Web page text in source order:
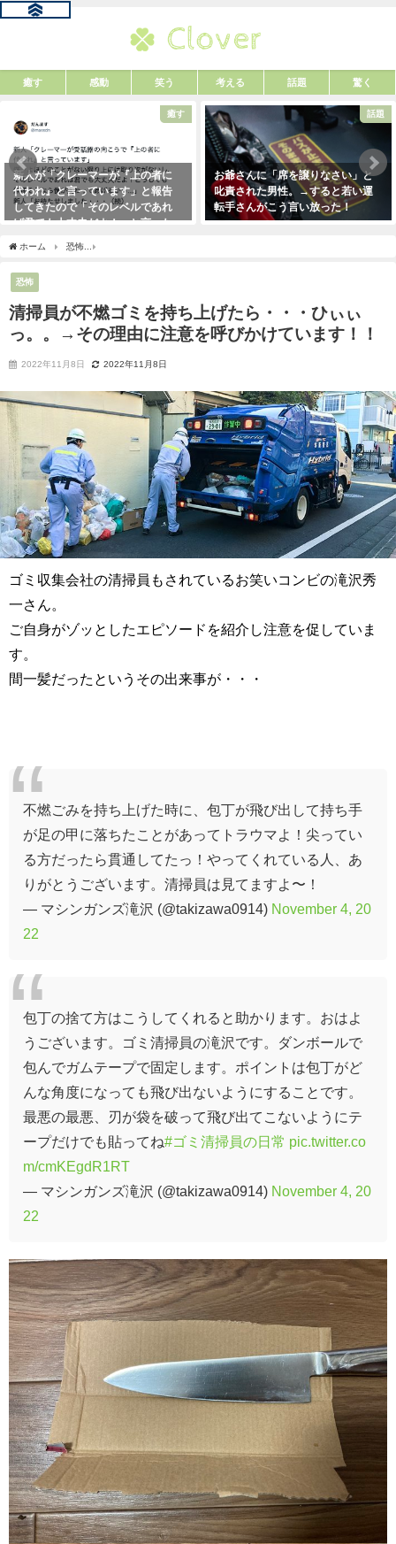
癒す 感動 笑う 考える 話題 驚く
癒す
新人が「クレーマーが『上の者に
代われ』と言っています」と報告
してきたので「そのレベルであれ
ば君でも大丈夫だよ！」と言った
った！（笑）
2021年5月10日
話題
お爺さんに「席を譲りなさい」と
叱責された男性。→すると若い運
転手さんがこう言い放った！
ホーム 恐怖
恐怖
清掃員が不燃ゴミを持ち上げたら・・・ひぃぃ
っ。。→その理由に注意を呼びかけています！！
2022年11月8日 2022年11月8日
ゴミ収集会社の清掃員もされているお笑いコンビの滝沢秀
一さん。
ご自身がゾッとしたエピソードを紹介し注意を促していま
す。
間一髪だったというその出来事が・・・
不燃ごみを持ち上げた時に、包丁が飛び出して持ち手
が足の甲に落ちたことがあってトラウマよ！尖ってい
る方だったら貫通してたっ！やってくれている人、あ
りがとうございます。清掃員は見てますよ〜！
— マシンガンズ滝沢 (@takizawa0914) November 4, 20
22
包丁の捨て方はこうしてくれると助かります。おはよ
うございます。ゴミ清掃員の滝沢です。ダンボールで
包んでガムテープで固定します。ポイントは包丁がど
んな角度になっても飛び出ないようにすることです。
最悪の最悪、刃が袋を破って飛び出てこないようにテ
ープだけでも貼ってね#ゴミ清掃員の日常 pic.twitter.co
m/cmKEgdR1RT
— マシンガンズ滝沢 (@takizawa0914) November 4, 20
22